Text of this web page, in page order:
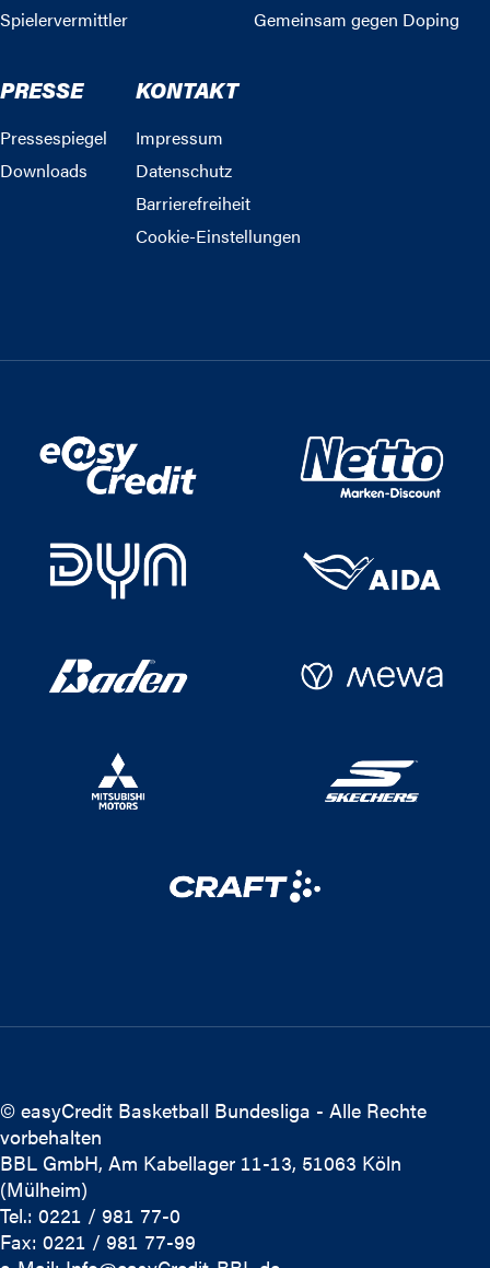
Spielervermittler
Gemeinsam gegen Doping
PRESSE
Pressespiegel
Downloads
KONTAKT
Impressum
Datenschutz
Barrierefreiheit
Cookie-Einstellungen
© easyCredit Basketball Bundesliga - Alle Rechte
vorbehalten
BBL GmbH, Am Kabellager 11-13, 51063 Köln
(Mülheim)
Tel.: 0221 / 981 77-0
Fax: 0221 / 981 77-99